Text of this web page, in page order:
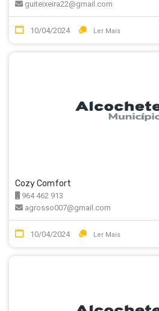
guiteixeira22@gmail.com
10/04/2024 Ler Mais
Cozy Comfort
964 462 913
agrosso007@gmail.com
10/04/2024 Ler Mais